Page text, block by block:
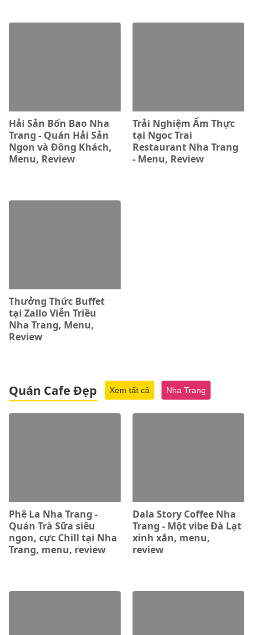
Hải Sản Bốn Bao Nha
Trang - Quán Hải Sản
Ngon và Đông Khách,
Menu, Review
Trải Nghiệm Ẩm Thực
tại Ngoc Trai
Restaurant Nha Trang
- Menu, Review
Thưởng Thức Buffet
tại Zallo Viễn Triều
Nha Trang, Menu,
Review
Quán Cafe Đẹp Xem tất cả Nha Trang
Phê La Nha Trang -
Quán Trà Sữa siêu
ngon, cực Chill tại Nha
Trang, menu, review
Dala Story Coffee Nha
Trang - Một vibe Đà Lạt
xinh xắn, menu,
review